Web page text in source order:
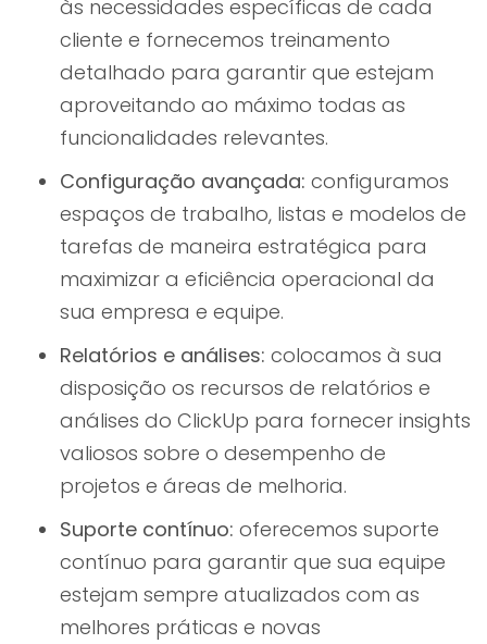
às necessidades específicas de cada
cliente e fornecemos treinamento
detalhado para garantir que estejam
aproveitando ao máximo todas as
funcionalidades relevantes.
Configuração avançada: configuramos
espaços de trabalho, listas e modelos de
tarefas de maneira estratégica para
maximizar a eficiência operacional da
sua empresa e equipe.
Relatórios e análises: colocamos à sua
disposição os recursos de relatórios e
análises do ClickUp para fornecer insights
valiosos sobre o desempenho de
projetos e áreas de melhoria.
Suporte contínuo: oferecemos suporte
contínuo para garantir que sua equipe
estejam sempre atualizados com as
melhores práticas e novas